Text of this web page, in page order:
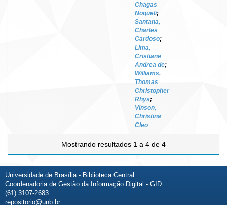
Chagas
Noqueli;
Santana,
Charles
Cardoso;
Lima,
Cristiane
Andrea de;
Williams,
Thomas
Christopher
Rhys;
Vinson,
Christina
Cleo
Mostrando resultados 1 a 4 de 4
Universidade de Brasília - Biblioteca Central
Coordenadoria de Gestão da Informação Digital - GID
(61) 3107-2683
repositorio@unb.br